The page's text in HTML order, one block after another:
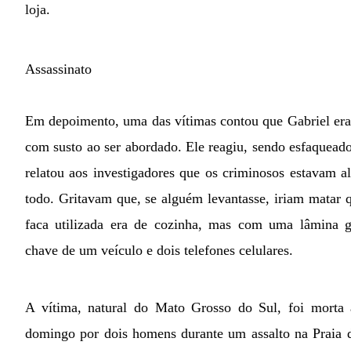
loja.
Assassinato
Em depoimento, uma das vítimas contou que Gabriel
com susto ao ser abordado. Ele reagiu, sendo
relatou aos investigadores que os criminosos estavam
todo. Gritavam que, se alguém levantasse, iriam matar
faca utilizada era de cozinha, mas com uma lâmina
chave de um veículo e dois telefones celulares.
A vítima, natural do Mato Grosso do Sul, foi morta
domingo por dois homens durante um assalto na Praia